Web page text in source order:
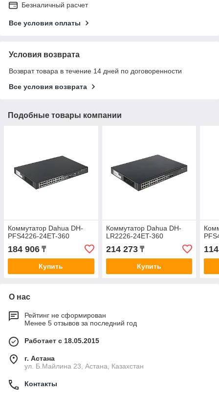
Безналичный расчет
Все условия оплаты
Условия возврата
Возврат товара в течение 14 дней по договоренности
Все условия возврата
Подобные товары компании
Коммутатор Dahua DH-
PFS4226-24ET-360
184 906 ₸
Купить
Коммутатор Dahua DH-
LR2226-24ET-360
214 273₸
Купить
О нас
Рейтинг не сформирован
Менее 5 отзывов за последний год
Работает с 18.05.2015
г. Астана
ул. Б.Майлина 23, Астана, Казахстан
Контакты